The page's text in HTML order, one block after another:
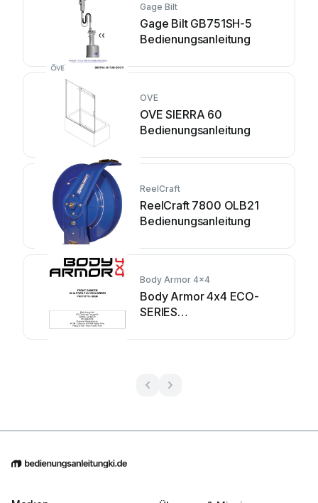
Gage Bilt
Gage Bilt GB751SH-5
Bedienungsanleitung
OVE
OVE SIERRA 60
Bedienungsanleitung
ReelCraft
ReelCraft 7800 OLB21
Bedienungsanleitung
Body Armor 4x4
Body Armor 4x4 ECO-
SERIES